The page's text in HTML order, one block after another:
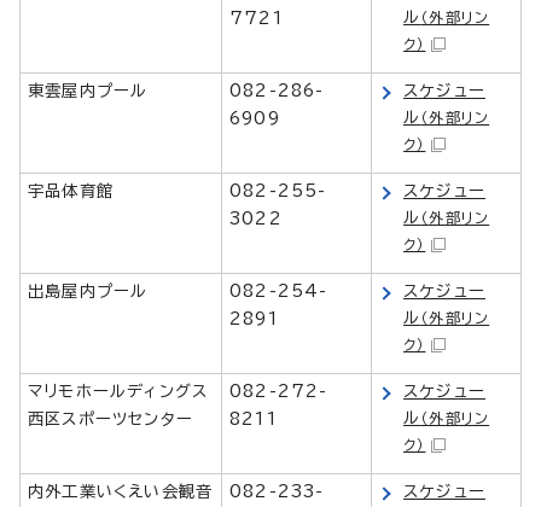
7721
ル （外部リン
ク）
東雲屋内プール
082-286-
6909
スケジュー
ル （外部リン
ク）
宇品体育館
082-255-
3022
スケジュー
ル （外部リン
ク）
出島屋内プール
082-254-
2891
スケジュー
ル （外部リン
ク）
マリモホールディングス
西区スポーツセンター
082-272-
8211
スケジュー
ル （外部リン
ク）
内外工業いくえい会観音
082-233-
スケジュー